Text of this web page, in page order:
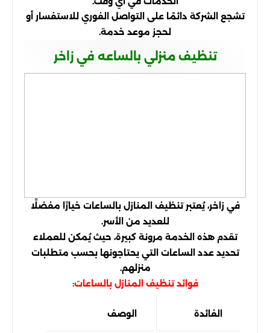
تشجع الشركة دائمًا على التواصل الفوري للاستفسار أو
لحجز موعد خدمة.
تنظيف منزلي بالساعه في زاخر
في زاخر، يُعتبر تنظيف المنازل بالساعات خيارًا مفضلًا
للعديد من الأسر.
تقدم هذه الخدمة مرونة كبيرة، حيث يُمكن للعملاء
تحديد عدد الساعات التي يحتاجونها بحسب متطلبات
منزلهم.
فوائد تنظيف المنازل بالساعات:
الفائدة الوصف